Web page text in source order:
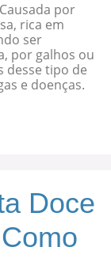
por
rica em
ser
por galhos ou
desse tipo de
e doenças.
Doce